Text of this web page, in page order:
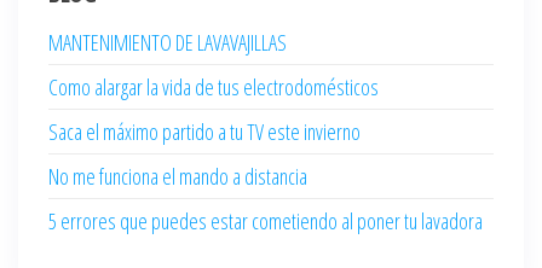
MANTENIMIENTO DE LAVAVAJILLAS
Como alargar la vida de tus electrodomésticos
Saca el máximo partido a tu TV este invierno
No me funciona el mando a distancia
5 errores que puedes estar cometiendo al poner tu lavadora